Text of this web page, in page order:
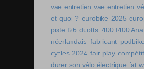
vae entretien vae entretien
et quoi ? eurobike 2025
piste f26 duotts f400 f400
néerlandais fabricant podbike
cycles 2024 fair play
durer son vélo électrique fat